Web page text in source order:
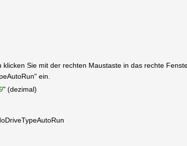
Sie mit der rechten Maustaste in das rechte
ein.
" (dezimal)